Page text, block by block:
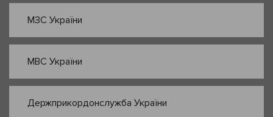
МЗС України
МВС України
Держприкордонслужба України